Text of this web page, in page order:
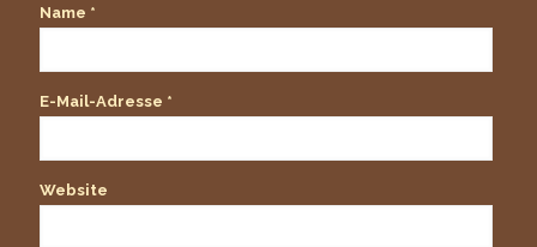
Name *
E-Mail-Adresse *
Website